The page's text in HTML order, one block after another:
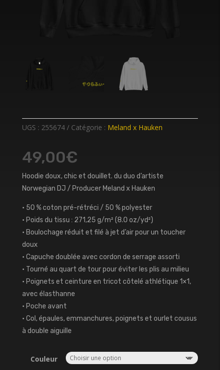
UGS : 255674 Catégorie : Meland x Hauken
49,00€
Hoodie doux, chic et douillet. du duo d’artiste
Norwegian DJ / Producer Meland x Hauken
• 50 % coton pré-rétréci / 50 % polyester
• Poids du tissu : 271,25 g/m² (8.0 oz/yd²)
• Boulochage réduit et filé à jet d’air pour un toucher
doux
• Capuche doublée avec cordon de serrage assorti
• Tourné au quart de tour pour éviter les plis au milieu
• Poignets et ceinture en tricot côtelé athlétique 1×1,
avec élasthanne
• Poche avant
• Col, épaules, emmanchures, poignets et ourlet cousus
à double aiguille
Couleur